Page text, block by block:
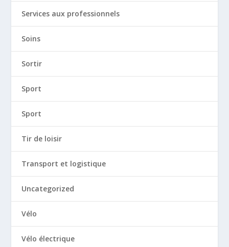
Services aux professionnels
Soins
Sortir
Sport
Sport
Tir de loisir
Transport et logistique
Uncategorized
Vélo
Vélo électrique